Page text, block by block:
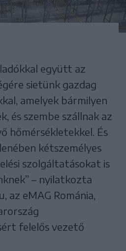
együtt az
sietünk gazdag
amelyek bármilyen
és szembe szállnak az
hőmérsékletekkel. És
kétszemélyes
szolgáltatásokat is
– nyilatkozta
az eMAG Románia,
felelős vezető